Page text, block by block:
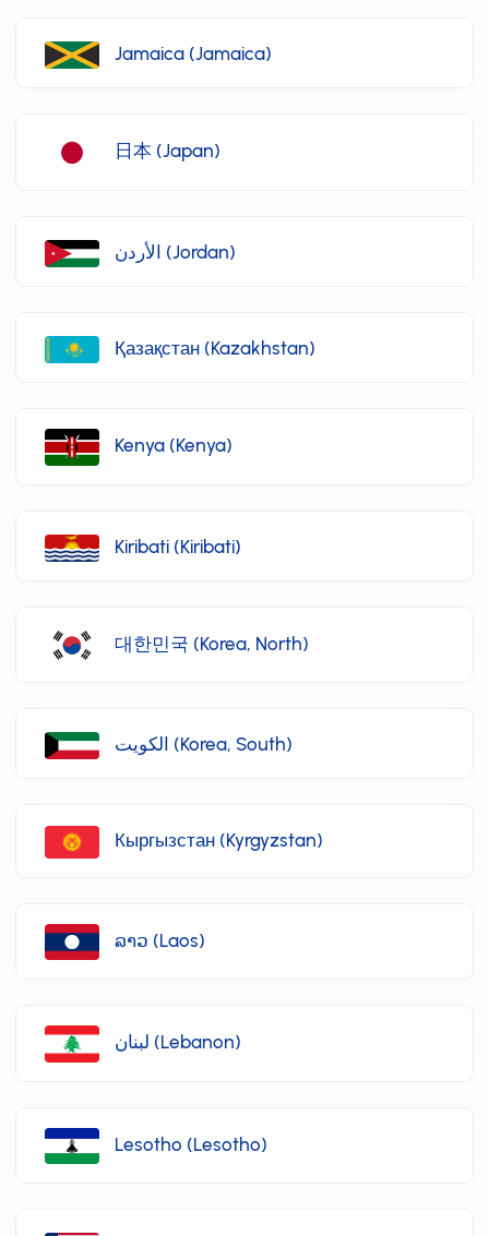
Jamaica (Jamaica)
日本 (Japan)
الأردن (Jordan)
Қазақстан (Kazakhstan)
Kenya (Kenya)
Kiribati (Kiribati)
대한민국 (Korea, North)
الكويت (Korea, South)
Кыргызстан (Kyrgyzstan)
ລາວ (Laos)
لبنان (Lebanon)
Lesotho (Lesotho)